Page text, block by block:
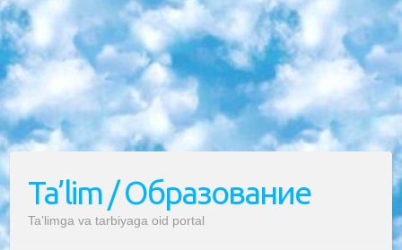
Ta’lim / Образование
Ta’limga va tarbiyaga oid portal